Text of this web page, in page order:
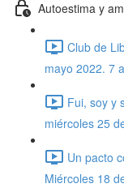
Autoestima y
Club de
mayo 2022. 7
Fui, soy y
miércoles 25
Un pacto
Miércoles 18